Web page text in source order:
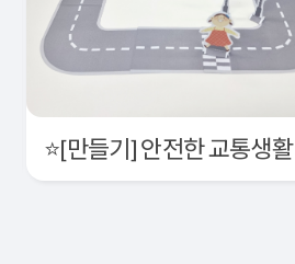
⭐[만들기] 안전한 교통생활